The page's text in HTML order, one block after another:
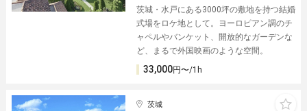
茨城・水戸にある3000坪の敷地を持つ結婚
式場をロケ地として。ヨーロピアン調のチ
ャペルやバンケット、開放的なガーデンな
ど、まるで外国映画のような空間。
33,000円〜/1h
茨城